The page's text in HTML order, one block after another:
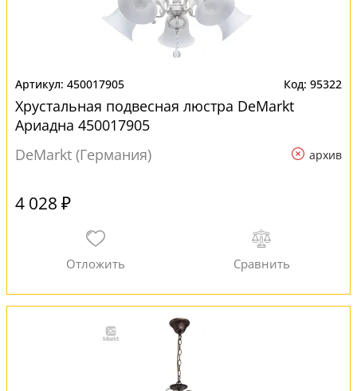
450017905 95322
Хрустальная подвесная люстра DeMarkt
Ариадна 450017905
DeMarkt (Германия)
архив
4 028 ₽